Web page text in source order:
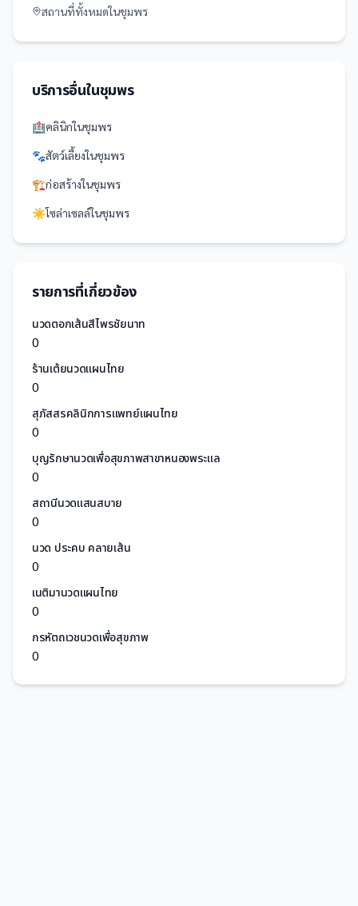
สถานที่ทั้งหมดในชุมพร
บริการอื่นในชุมพร
🏥คลินิกในชุมพร
🐾สัตว์เลี้ยงในชุมพร
🏗️ก่อสร้างในชุมพร
☀️โซล่าเซลล์ในชุมพร
รายการที่เกี่ยวข้อง
นวดตอกเส้นสีไพรชัยนาท
0
ร้านเต้ยนวดแผนไทย
0
สุภัสสรคลินิกการแพทย์แผนไทย
0
บุญรักษานวดเพื่อสุขภาพสาขาหนองพระแล
0
สถานีนวดแสนสบาย
0
นวด ประคบ คลายเส้น
0
เนติมานวดแผนไทย
0
กรหัตถเวชนวดเพื่อสุขภาพ
0